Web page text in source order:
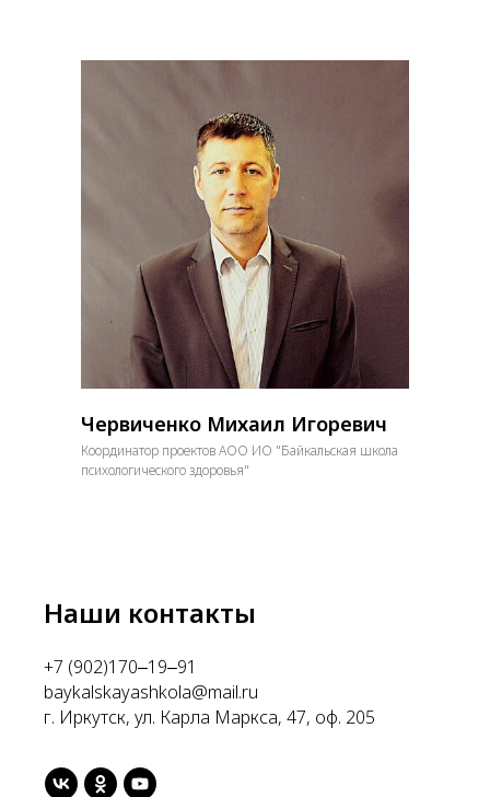
Червиченко Михаил Игоревич
Координатор проектов АОО ИО "Байкальская школа
психологического здоровья"
Наши контакты
+7 (902)170‒19‒91
baykalskayashkola@mail.ru
г. Иркутск, ул. Карла Маркса, 47, оф. 205